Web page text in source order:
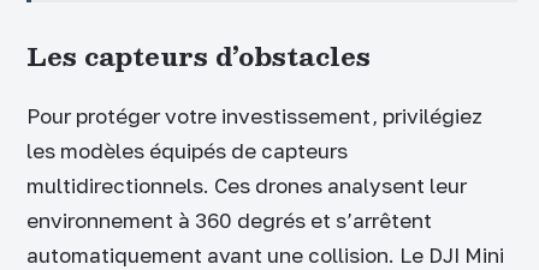
Les capteurs d’obstacles
Pour protéger votre investissement, privilégiez
les modèles équipés de capteurs
multidirectionnels. Ces drones analysent leur
environnement à 360 degrés et s’arrêtent
automatiquement avant une collision. Le DJI Mini